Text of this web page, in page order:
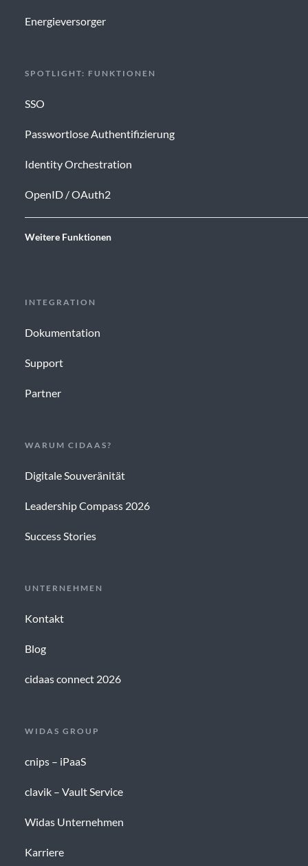
Energieversorger
SPOTLIGHT: FUNKTIONEN
SSO
Passwortlose Authentifizierung
Identity Orchestration
OpenID / OAuth2
Weitere Funktionen
INTEGRATION
Dokumentation
Support
Partner
WARUM CIDAAS?
Digitale Souveränität
Leadership Compass 2026
Success Stories
UNTERNEHMEN
Kontakt
Blog
cidaas connect 2026
WIDAS GROUP
cnips – iPaaS
clavik – Vault Service
Widas Unternehmen
Karriere